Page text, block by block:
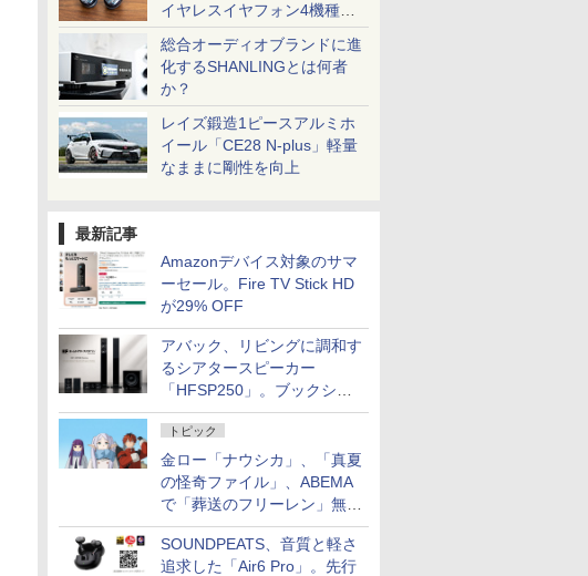
イヤレスイヤフォン4機種を
一気に聴く
総合オーディオブランドに進
化するSHANLINGとは何者
か？
レイズ鍛造1ピースアルミホ
イール「CE28 N-plus」軽量
なままに剛性を向上
最新記事
Amazonデバイス対象のサマ
ーセール。Fire TV Stick HD
が29% OFF
アバック、リビングに調和す
るシアタースピーカー
「HFSP250」。ブックシェ
ルフはペア3万円以下
トピック
金ロー「ナウシカ」、「真夏
の怪奇ファイル」、ABEMA
で「葬送のフリーレン」無料
配信など。夏の特番・配信情
報
SOUNDPEATS、音質と軽さ
追求した「Air6 Pro」。先行